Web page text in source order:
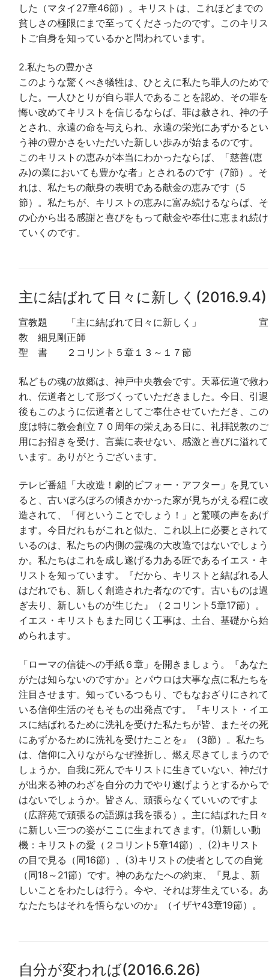
した（マタイ27章46節）。キリストは、これほどまでの
貧しさの極限にまで至ってくださったのです。このキリス
トご自身を知っているかと問われています。
2.私たちの豊かさ
このような驚くべき犠牲は、ひとえに私たち罪人のためで
した。一人ひとりが自ら罪人であることを認め、その罪を
悔い改めてキリストを信じるならば、罪は赦され、神の子
とされ、永遠の命を与えられ、永遠の栄光にあずかるとい
う神の豊かさをいただいた新しい歩みが始まるのです。
このキリストの恵みが本当にわかったならば、「慈善(恵
み)の業においても豊かな者」とされるのです（7節）。そ
れは、私たちの献身の表明である献金の恵みです（5
節）。私たちが、キリストの恵みに富み続けるならば、そ
の心から出る感謝と喜びをもって献金や奉仕に恵まれ続け
ていくのです。
主に結ばれて日々に新しく(2016.9.4)
宣教題 「主に結ばれて日々に新しく」 宣
教 細見剛正師
聖 書 ２コリント５章１３～１７節
私どもの魂の故郷は、神戸中央教会です。天幕伝道で救わ
れ、伝道者として形づくっていただきました。今日、引退
後もこのように伝道者としてご奉仕させていただき、この
度は特に教会創立７０周年の栄えある日に、礼拝説教のご
用にお招きを受け、言葉に表せない、感激と喜びに溢れて
います。ありがとうございます。
テレビ番組「大改造！劇的ビフォー・アフター」を見てい
ると、古いぼろぼろの傾きかかった家が見ちがえる程に改
造されて、「何ということでしょう！」と驚嘆の声をあげ
ます。今日だれもがこれと似た、これ以上に必要とされて
いるのは、私たちの内側の霊魂の大改造ではないでしょう
か。私たちはこれを成し遂げる力ある匠であるイエス・キ
リストを知っています。『だから、キリストと結ばれる人
はだれでも、新しく創造された者なのです。古いものは過
ぎ去り、新しいものが生じた』（２コリント5章17節）。
イエス・キリストもまた同じく工事は、土台、基礎から始
められます。
「ローマの信徒への手紙６章」を開きましょう。『あなた
がたは知らないのですか』とパウロは大事な点に私たちを
注目させます。知っているつもり、でもなおざりにされて
いる信仰生活のそもそもの出発点です。『キリスト・イエ
スに結ばれるために洗礼を受けた私たちが皆、またその死
にあずかるために洗礼を受けたことを』（3節）。私たち
は、信仰に入りながらなぜ挫折し、燃え尽きてしまうので
しょうか。自我に死んでキリストに生きていない、神だけ
が出来る神のわざを自分の力でやり遂げようとするからで
はないでしょうか。皆さん、頑張らなくていいのですよ
（広辞苑で頑張るの語源は我を張る）。主に結ばれた日々
に新しい三つの姿がここに生まれてきます。(1)新しい動
機：キリストの愛（２コリント5章14節）、(2)キリスト
の目で見る（同16節）、(3)キリストの使者としての自覚
（同18～21節）です。神のあなたへの約束、『見よ、新
しいことをわたしは行う。今や、それは芽生えている。あ
なたたちはそれを悟らないのか』（イザヤ43章19節）。
自分が変われば(2016.6.26)